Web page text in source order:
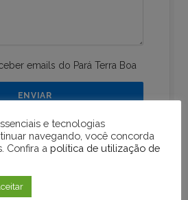
emails do Pará Terra Boa
e tecnologias
navegando, você concorda
Confira a política de utilização de